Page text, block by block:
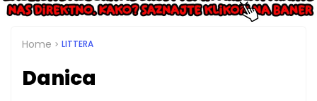
Home LITTERA
Danica